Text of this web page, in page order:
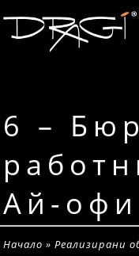
6 –
Ай-
Начало »Реализирани